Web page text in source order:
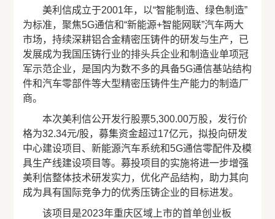
美利信成立于2001年，以“智能制造、绿色制造”
为标准，聚焦5G通信和“新能源+智能网联”汽车两大
市场，持续深耕铝合金精密压铸件的研发与生产，已
发展成为我国压铸行业的排头兵企业和制造业单项冠
军示范企业，是国内为数不多的具备5G通信基站结构
件和汽车零部件等大型精密压铸件生产能力的制造厂
商。
本次美利信公开发行股票5,300.00万股，发行价
格为32.34元/股，募集资金超过17亿元，拟投向研发
中心建设项目、新能源汽车系统和5G通信零配件及模
具生产线建设项目等。募投项目的实施将进一步增强
美利信整体技术研发实力，优化产品结构，助力其向
成为具有国际竞争力的优秀压铸企业的目标进发。
该项目是2023年重庆区域上市的首单创业板